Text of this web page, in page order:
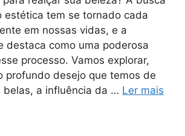
estética tem se tornado cada
em nossas vidas, e a
destaca como uma poderosa
processo. Vamos explorar,
profundo desejo que temos de
belas, a influência da … Ler mais